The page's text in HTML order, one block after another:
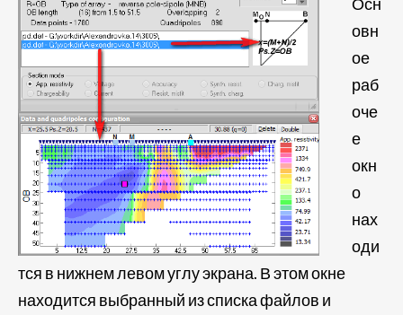
овн
ое
раб
оче
е
окн
о
нах
оди
тся в нижнем левом углу экрана. В этом окне
находится выбранный из списка файлов и